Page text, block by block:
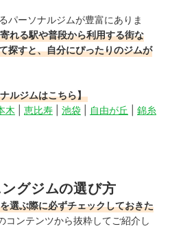
パーソナルジムが豊富にありま
れる駅や普段から利用する街な
探すと、自分にぴったりのジムが
ルジムはこちら】
木 恵比寿 池袋 自由が丘
錦糸
グジムの選び方
選ぶ際に必ずチェックしておきた
コンテンツから抜粋してご紹介し